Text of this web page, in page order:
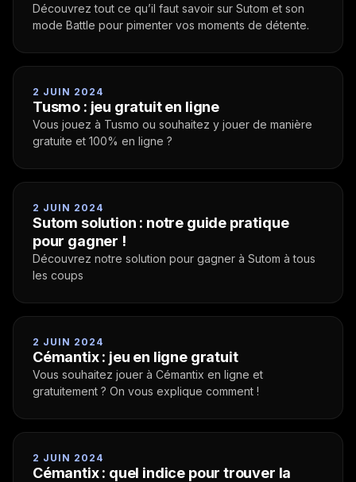
Découvrez tout ce qu’il faut savoir sur Sutom et son
mode Battle pour pimenter vos moments de détente.
2 JUIN 2024
Tusmo : jeu gratuit en ligne
Vous jouez à Tusmo ou souhaitez y jouer de manière
gratuite et 100% en ligne ?
2 JUIN 2024
Sutom solution : notre guide pratique
pour gagner !
Découvrez notre solution pour gagner à Sutom à tous
les coups
2 JUIN 2024
Cémantix : jeu en ligne gratuit
Vous souhaitez jouer à Cémantix en ligne et
gratuitement ? On vous explique comment !
2 JUIN 2024
Cémantix : quel indice pour trouver la